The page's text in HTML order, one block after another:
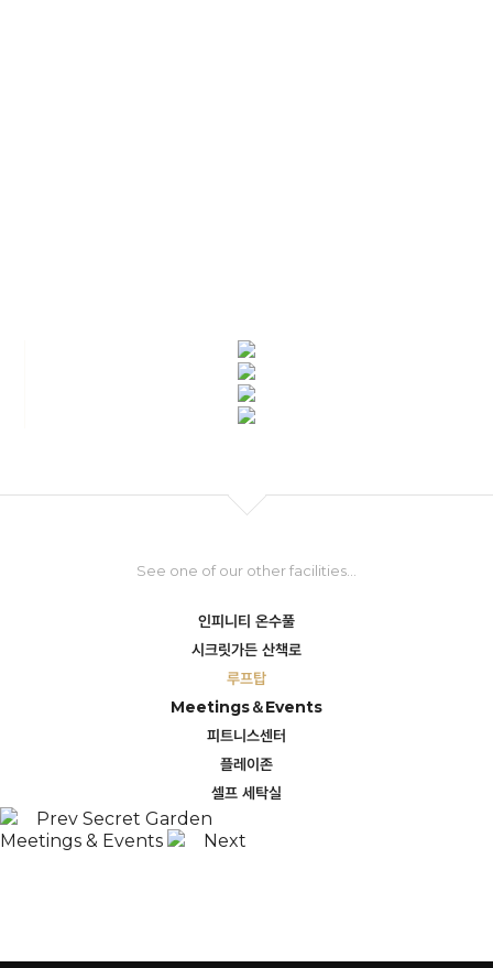
See one of our other facilities...
인피니티 온수풀
시크릿가든 산책로
루프탑
Meetings＆Events
피트니스센터
플레이존
셀프 세탁실
Prev Secret Garden
Meetings & Events
Next